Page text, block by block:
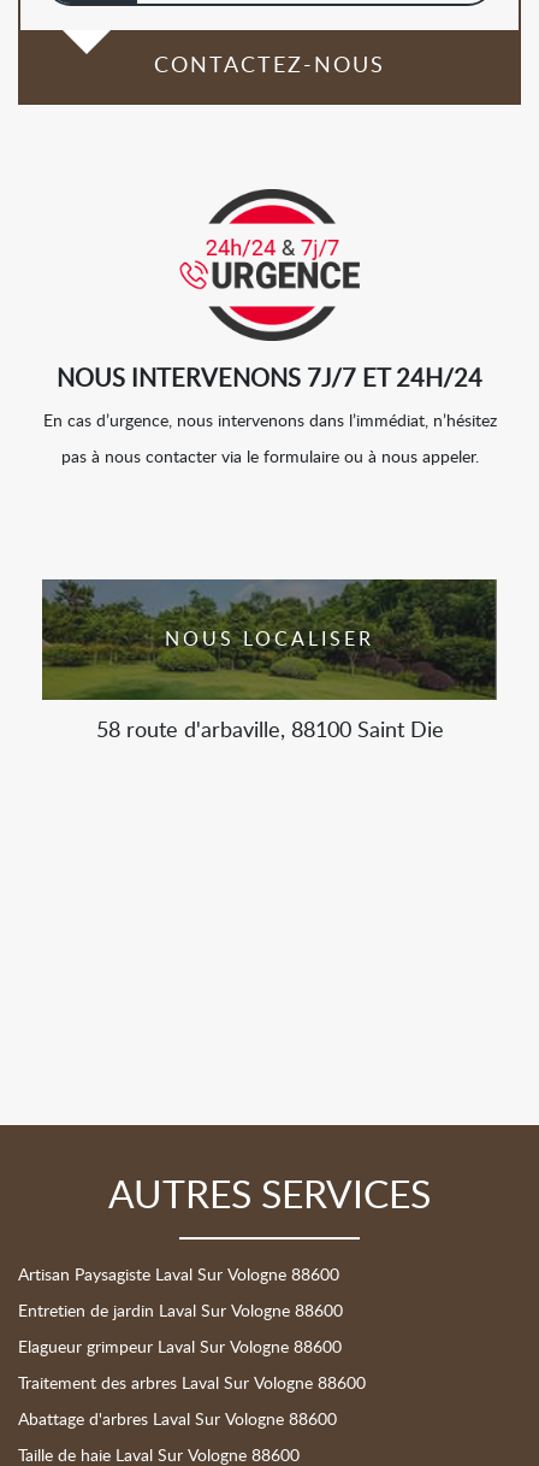
CONTACTEZ-NOUS
NOUS INTERVENONS 7J/7 ET 24H/24
En cas d’urgence, nous intervenons dans l’immédiat, n’hésitez
pas à nous contacter via le formulaire ou à nous appeler.
NOUS LOCALISER
58 route d'arbaville, 88100 Saint Die
AUTRES SERVICES
Artisan Paysagiste Laval Sur Vologne 88600
Entretien de jardin Laval Sur Vologne 88600
Elagueur grimpeur Laval Sur Vologne 88600
Traitement des arbres Laval Sur Vologne 88600
Abattage d'arbres Laval Sur Vologne 88600
Taille de haie Laval Sur Vologne 88600